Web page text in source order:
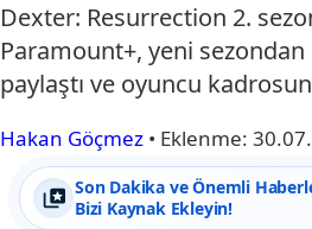
Dexter: Resurrection 2.
Paramount+, yeni
paylaştı ve oyuncu
Hakan Göçmez • Eklenme:
Son Dakika ve Önemli
Bizi Kaynak Ekleyin!